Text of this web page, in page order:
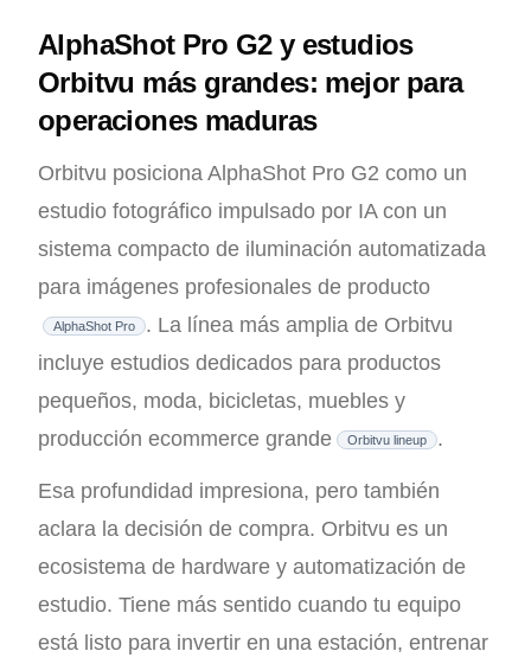
AlphaShot Pro G2 y estudios
Orbitvu más grandes: mejor para
operaciones maduras
Orbitvu posiciona AlphaShot Pro G2 como un
estudio fotográfico impulsado por IA con un
sistema compacto de iluminación automatizada
para imágenes profesionales de producto
AlphaShot Pro
. La línea más amplia de Orbitvu
incluye estudios dedicados para productos
pequeños, moda, bicicletas, muebles y
producción ecommerce grande
Orbitvu lineup .
Esa profundidad impresiona, pero también
aclara la decisión de compra. Orbitvu es un
ecosistema de hardware y automatización de
estudio. Tiene más sentido cuando tu equipo
está listo para invertir en una estación, entrenar